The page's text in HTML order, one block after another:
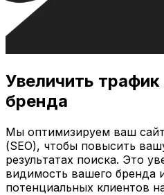
Увеличить
бренда
Мы оптимизируем ваш
(SEO), чтобы повысить
результатах поиска. Это
видимость вашего бренда
потенциальных клиентов